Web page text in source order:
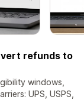
refunds to
windows,
UPS, USPS,